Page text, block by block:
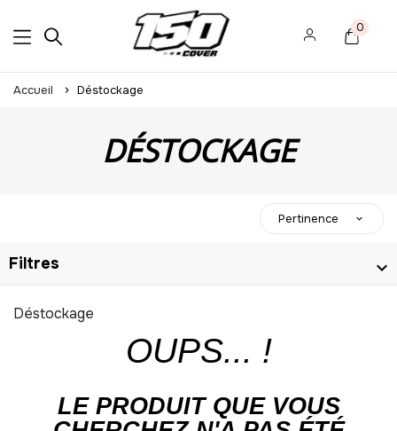
0
Accueil Déstockage
DÉSTOCKAGE
Pertinence
Filtres
Déstockage
OUPS... !
LE PRODUIT QUE VOUS